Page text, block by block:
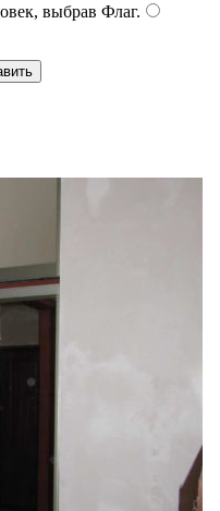
выбрав Флаг.